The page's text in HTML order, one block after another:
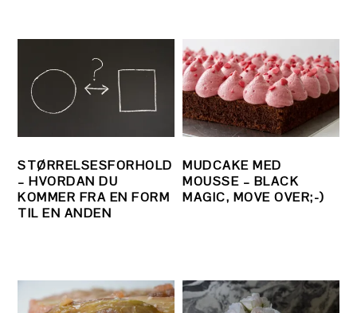
STØRRELSESFORHOLD
– HVORDAN DU
KOMMER FRA EN FORM
TIL EN ANDEN
MUDCAKE MED
MOUSSE – BLACK
MAGIC, MOVE OVER;-)